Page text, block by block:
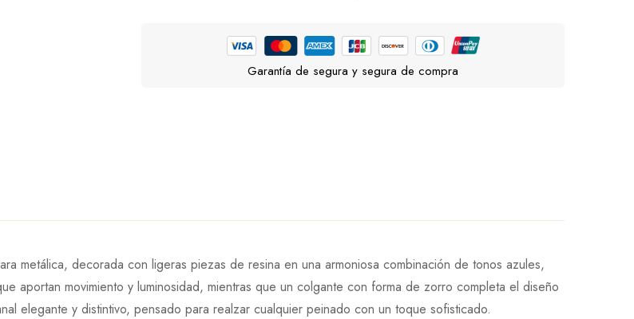
Garantía de segura y segura de compra
metálica, decorada con ligeras piezas de resina en una armoniosa combinación de tonos azules,
aportan movimiento y luminosidad, mientras que un colgante con forma de zorro completa el diseño
elegante y distintivo, pensado para realzar cualquier peinado con un toque sofisticado.